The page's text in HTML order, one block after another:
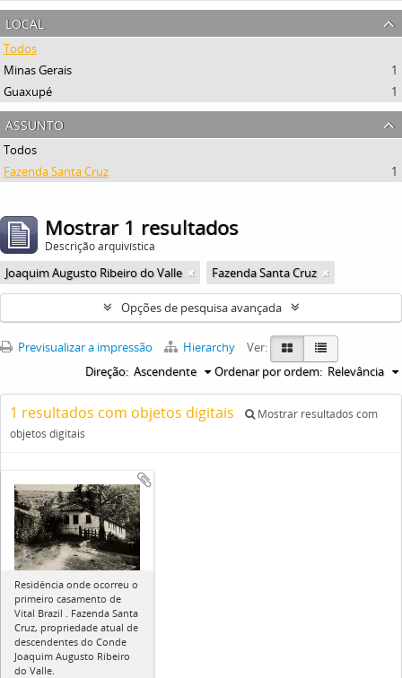
local
Todos
Minas Gerais
1
Guaxupé
1
assunto
Todos
Fazenda Santa Cruz
1
Mostrar 1 resultados
Descrição arquivística
Joaquim Augusto Ribeiro do Valle Fazenda Santa Cruz
Opções de pesquisa avançada
Previsualizar a impressão Hierarchy
Ver:
Ordenar por ordem: Relevância
Direção: Ascendente
1 resultados com objetos digitais
Mostrar resultados com
objetos digitais
Residência onde ocorreu o
primeiro casamento de
Vital Brazil . Fazenda Santa
Cruz, propriedade atual de
descendentes do Conde
Joaquim Augusto Ribeiro
do Valle.